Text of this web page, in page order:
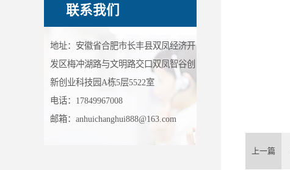
联系我们
地址：安徽省合肥市长丰县双凤经济开
发区梅冲湖路与文明路交口双凤智谷创
新创业科技园A栋5层5522室
电话：17849967008
邮箱：anhuichanghui888@163.com
上一篇